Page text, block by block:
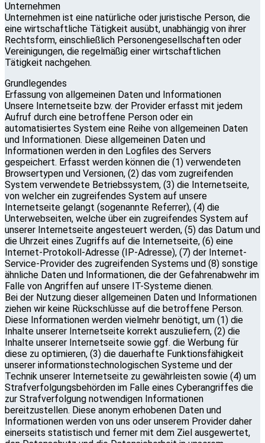
Unternehmen
Unternehmen ist eine natürliche oder juristische Person, die
eine wirtschaftliche Tätigkeit ausübt, unabhängig von ihrer
Rechtsform, einschließlich Personengesellschaften oder
Vereinigungen, die regelmäßig einer wirtschaftlichen
Tätigkeit nachgehen.
Grundlegendes
Erfassung von allgemeinen Daten und Informationen
Unsere Internetseite bzw. der Provider erfasst mit jedem
Aufruf durch eine betroffene Person oder ein
automatisiertes System eine Reihe von allgemeinen Daten
und Informationen. Diese allgemeinen Daten und
Informationen werden in den Logfiles des Servers
gespeichert. Erfasst werden können die (1) verwendeten
Browsertypen und Versionen, (2) das vom zugreifenden
System verwendete Betriebssystem, (3) die Internetseite,
von welcher ein zugreifendes System auf unsere
Internetseite gelangt (sogenannte Referrer), (4) die
Unterwebseiten, welche über ein zugreifendes System auf
unserer Internetseite angesteuert werden, (5) das Datum und
die Uhrzeit eines Zugriffs auf die Internetseite, (6) eine
Internet-Protokoll-Adresse (IP-Adresse), (7) der Internet-
Service-Provider des zugreifenden Systems und (8) sonstige
ähnliche Daten und Informationen, die der Gefahrenabwehr im
Falle von Angriffen auf unsere IT-Systeme dienen.
Bei der Nutzung dieser allgemeinen Daten und Informationen
ziehen wir keine Rückschlüsse auf die betroffene Person.
Diese Informationen werden vielmehr benötigt, um (1) die
Inhalte unserer Internetseite korrekt auszuliefern, (2) die
Inhalte unserer Internetseite sowie ggf. die Werbung für
diese zu optimieren, (3) die dauerhafte Funktionsfähigkeit
unserer informationstechnologischen Systeme und der
Technik unserer Internetseite zu gewährleisten sowie (4) um
Strafverfolgungsbehörden im Falle eines Cyberangriffes die
zur Strafverfolgung notwendigen Informationen
bereitzustellen. Diese anonym erhobenen Daten und
Informationen werden von uns oder unserem Provider daher
einerseits statistisch und ferner mit dem Ziel ausgewertet,